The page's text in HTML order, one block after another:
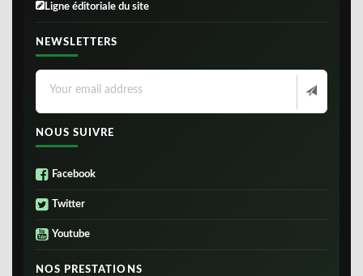
Ligne éditoriale du site
NEWSLETTERS
NOUS SUIVRE
Facebook
Twitter
Youtube
NOS PRESTATIONS